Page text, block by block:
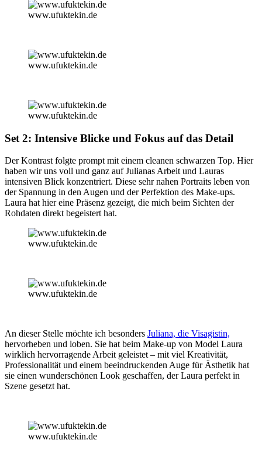
www.ufuktekin.de
www.ufuktekin.de
www.ufuktekin.de
Set 2: Intensive Blicke und Fokus auf das Detail
Der Kontrast folgte prompt mit einem cleanen schwarzen Top. Hier
haben wir uns voll und ganz auf Julianas Arbeit und Lauras
intensiven Blick konzentriert. Diese sehr nahen Portraits leben von
der Spannung in den Augen und der Perfektion des Make-ups.
Laura hat hier eine Präsenz gezeigt, die mich beim Sichten der
Rohdaten direkt begeistert hat.
www.ufuktekin.de
www.ufuktekin.de
An dieser Stelle möchte ich besonders Juliana, die Visagistin,
hervorheben und loben. Sie hat beim Make-up von Model Laura
wirklich hervorragende Arbeit geleistet – mit viel Kreativität,
Professionalität und einem beeindruckenden Auge für Ästhetik hat
sie einen wunderschönen Look geschaffen, der Laura perfekt in
Szene gesetzt hat.
www.ufuktekin.de